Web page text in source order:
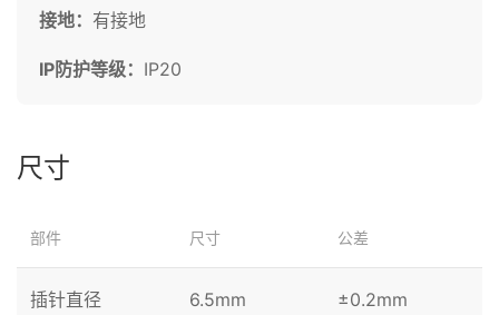
接地： 有接地
IP防护等级： IP20
尺寸
部件 尺寸 公差
插针直径 6.5mm ±0.2mm